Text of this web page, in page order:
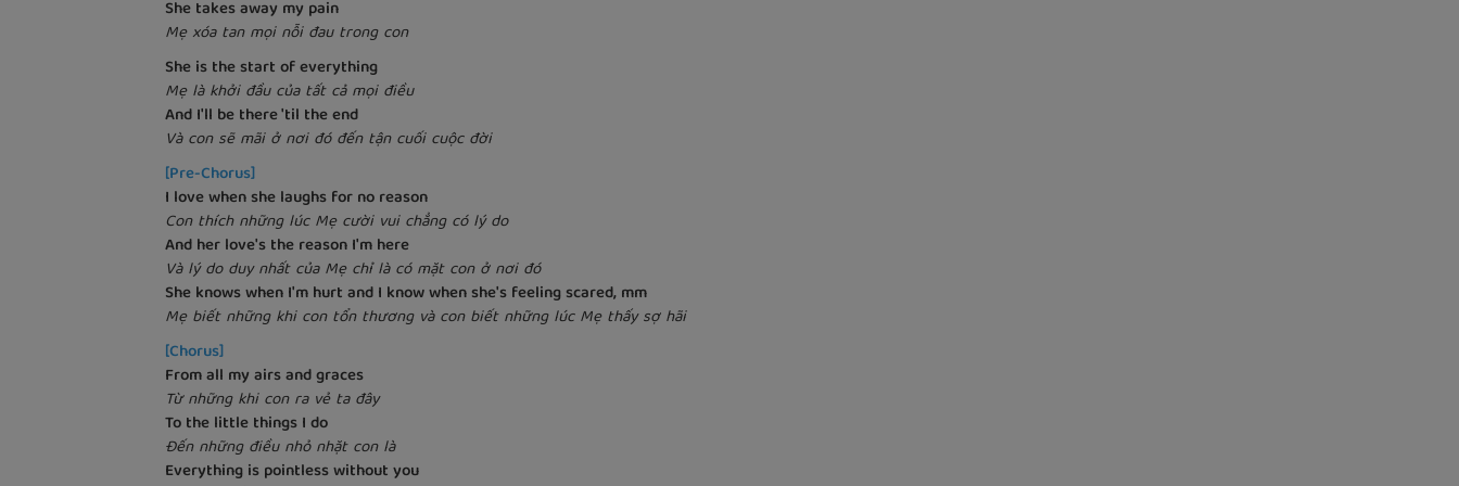
She takes away my pain
Mẹ xóa tan mọi nỗi đau trong con
She is the start of everything
Mẹ là khởi đầu của tất cả mọi điều
And I'll be there 'til the end
Và con sẽ mãi ở nơi đó đến tận cuối cuộc đời
[Pre-Chorus]
I love when she laughs for no reason
Con thích những lúc Mẹ cười vui chẳng có lý do
And her love's the reason I'm here
Và lý do duy nhất của Mẹ chỉ là có mặt con ở nơi đó
She knows when I'm hurt and I know when she's feeling scared, mm
Mẹ biết những khi con tổn thương và con biết những lúc Mẹ thấy sợ hãi
[Chorus]
From all my airs and graces
Từ những khi con ra vẻ ta đây
To the little things I do
Đến những điều nhỏ nhặt con là
Everything is pointless without you